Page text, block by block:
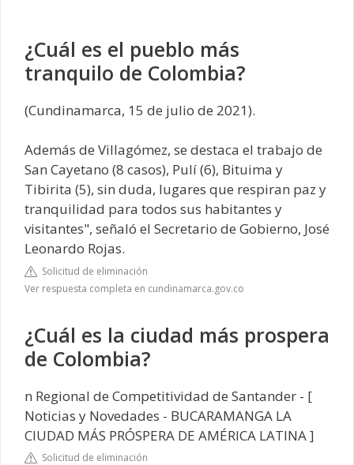
¿Cuál es el pueblo más
tranquilo de Colombia?
(Cundinamarca, 15 de julio de 2021).
Además de Villagómez, se destaca el trabajo de
San Cayetano (8 casos), Pulí (6), Bituima y
Tibirita (5), sin duda, lugares que respiran paz y
tranquilidad para todos sus habitantes y
visitantes", señaló el Secretario de Gobierno, José
Leonardo Rojas.
Solicitud de eliminación
Ver respuesta completa en cundinamarca.gov.co
¿Cuál es la ciudad más prospera
de Colombia?
n Regional de Competitividad de Santander - [
Noticias y Novedades - BUCARAMANGA LA
CIUDAD MÁS PRÓSPERA DE AMÉRICA LATINA ]
Solicitud de eliminación